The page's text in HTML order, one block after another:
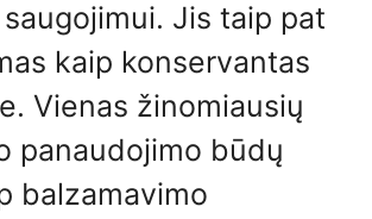
Jis taip pat
kaip konservantas
Vienas žinomiausių
panaudojimo būdų
balzamavimo